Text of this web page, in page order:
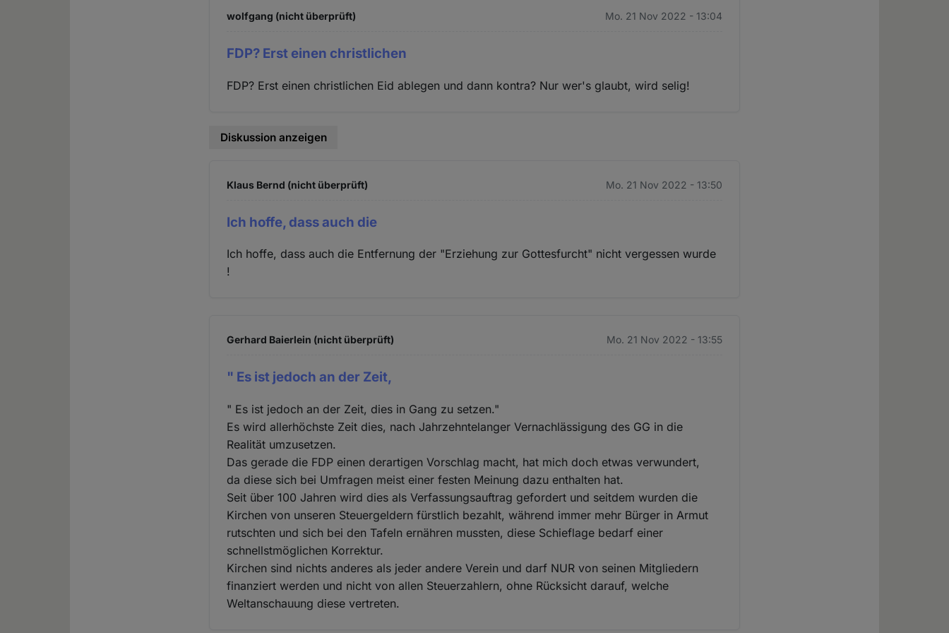
wolfgang (nicht überprüft) Mo. 21 Nov 2022 - 13:04
FDP? Erst einen christlichen
FDP? Erst einen christlichen Eid ablegen und dann kontra? Nur wer's glaubt, wird selig!
Diskussion anzeigen
Klaus Bernd (nicht überprüft) Mo. 21 Nov 2022 - 13:50
Ich hoffe, dass auch die
Ich hoffe, dass auch die Entfernung der "Erziehung zur Gottesfurcht" nicht vergessen wurde
!
Gerhard Baierlein (nicht überprüft) Mo. 21 Nov 2022 - 13:55
" Es ist jedoch an der Zeit,
" Es ist jedoch an der Zeit, dies in Gang zu setzen."
Es wird allerhöchste Zeit dies, nach Jahrzehntelanger Vernachlässigung des GG in die
Realität umzusetzen.
Das gerade die FDP einen derartigen Vorschlag macht, hat mich doch etwas verwundert,
da diese sich bei Umfragen meist einer festen Meinung dazu enthalten hat.
Seit über 100 Jahren wird dies als Verfassungsauftrag gefordert und seitdem wurden die
Kirchen von unseren Steuergeldern fürstlich bezahlt, während immer mehr Bürger in Armut
rutschten und sich bei den Tafeln ernähren mussten, diese Schieflage bedarf einer
schnellstmöglichen Korrektur.
Kirchen sind nichts anderes als jeder andere Verein und darf NUR von seinen Mitgliedern
finanziert werden und nicht von allen Steuerzahlern, ohne Rücksicht darauf, welche
Weltanschauung diese vertreten.